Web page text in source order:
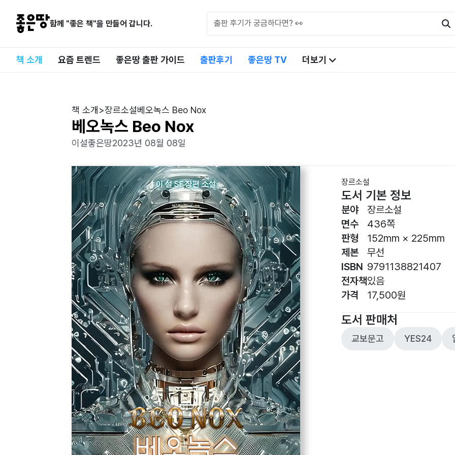
함께 "좋은 책"을 만들어 갑니다.
책 소개 요즘 트렌드 좋은땅 출판 가이드 출판후기 좋은땅 TV 더보기
책 소개 >장르소설베오녹스 Beo Nox
베오녹스 Beo Nox
이설좋은땅2023년 08월 08일
장르소설
도서 기본 정보
분야
면수
판형
제본
ISBN
전자책
가격
장르소설
436쪽
152mm × 225mm
무선
9791138821407
있음
17,500원
도서 판매처
교보문고 YES24